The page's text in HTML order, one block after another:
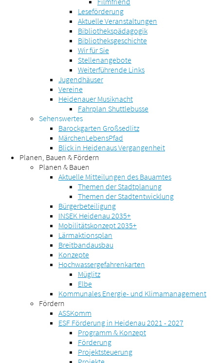
Leseförderung
Aktuelle Veranstaltungen
Bibliothekspädagogik
Bibliotheksgeschichte
Wir für Sie
Stellenangebote
Weiterführende Links
Jugendhäuser
Vereine
Heidenauer Musiknacht
Fahrplan Shuttlebusse
Sehenswertes
Barockgarten Großsedlitz
MärchenLebensPfad
Blick in Heidenaus Vergangenheit
Planen, Bauen & Fördern
Planen & Bauen
Aktuelle Mitteilungen des Bauamtes
Themen der Stadtplanung
Themen der Stadtentwicklung
Bürgerbeteiligung
INSEK Heidenau 2035+
Mobilitätskonzept 2035+
Lärmaktionsplan
Breitbandausbau
Konzepte
Hochwassergefahrenkarten
Müglitz
Elbe
Kommunales Energie- und Klimamanagement
Fördern
ASSKomm
ESF Förderung in Heidenau 2021 - 2027
Programm & Konzept
Förderung
Projektsteuerung